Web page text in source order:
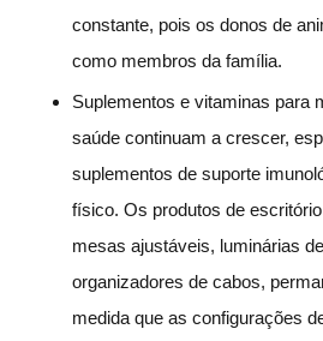
constante, pois os donos de
como membros da família.
Suplementos e vitaminas para
saúde continuam a crescer,
suplementos de suporte
físico. Os produtos de
mesas ajustáveis, luminárias
organizadores de cabos,
medida que as configurações